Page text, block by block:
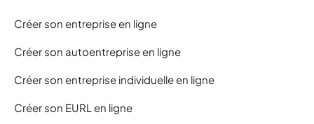
Créer son entreprise en ligne
Créer son autoentreprise en ligne
Créer son entreprise individuelle en ligne
Créer son EURL en ligne